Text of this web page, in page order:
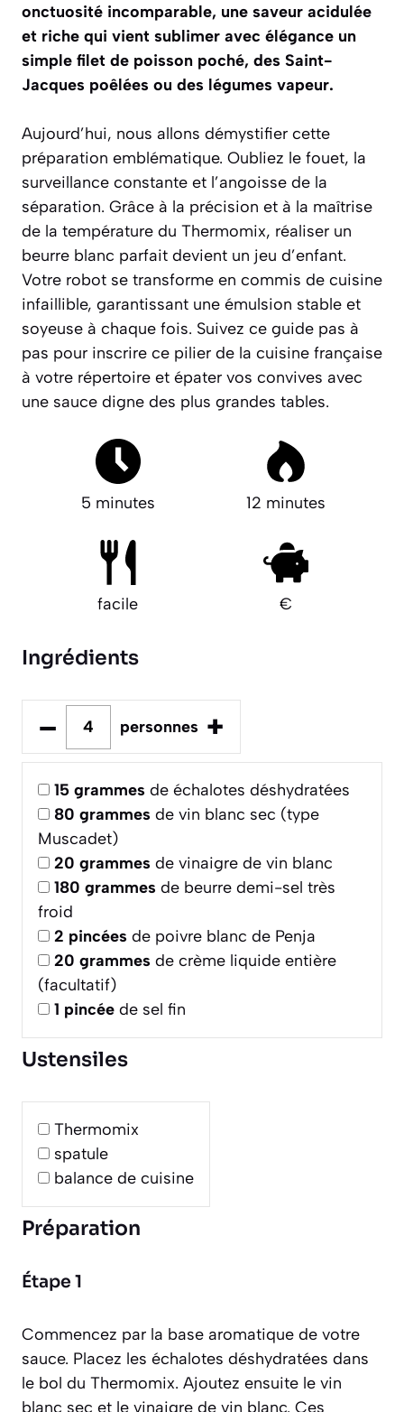
onctuosité incomparable, une saveur acidulée
et riche qui vient sublimer avec élégance un
simple filet de poisson poché, des Saint-
Jacques poêlées ou des légumes vapeur.
Aujourd’hui, nous allons démystifier cette
préparation emblématique. Oubliez le fouet, la
surveillance constante et l’angoisse de la
séparation. Grâce à la précision et à la maîtrise
de la température du Thermomix, réaliser un
beurre blanc parfait devient un jeu d’enfant.
Votre robot se transforme en commis de cuisine
infaillible, garantissant une émulsion stable et
soyeuse à chaque fois. Suivez ce guide pas à
pas pour inscrire ce pilier de la cuisine française
à votre répertoire et épater vos convives avec
une sauce digne des plus grandes tables.
5 minutes 12 minutes
facile €
Ingrédients
– personnes +
15 grammes de échalotes déshydratées
80 grammes de vin blanc sec (type
Muscadet)
20 grammes de vinaigre de vin blanc
180 grammes de beurre demi-sel très
froid
2 pincées de poivre blanc de Penja
20 grammes de crème liquide entière
(facultatif)
1 pincée de sel fin
Ustensiles
Thermomix
spatule
balance de cuisine
Préparation
Étape 1
Commencez par la base aromatique de votre
sauce. Placez les échalotes déshydratées dans
le bol du Thermomix. Ajoutez ensuite le vin
blanc sec et le vinaigre de vin blanc. Ces